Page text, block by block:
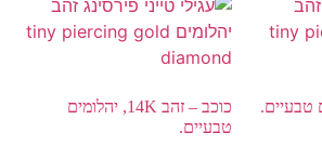
כוכב – זהב 14K, יהלומים
טבעיים.